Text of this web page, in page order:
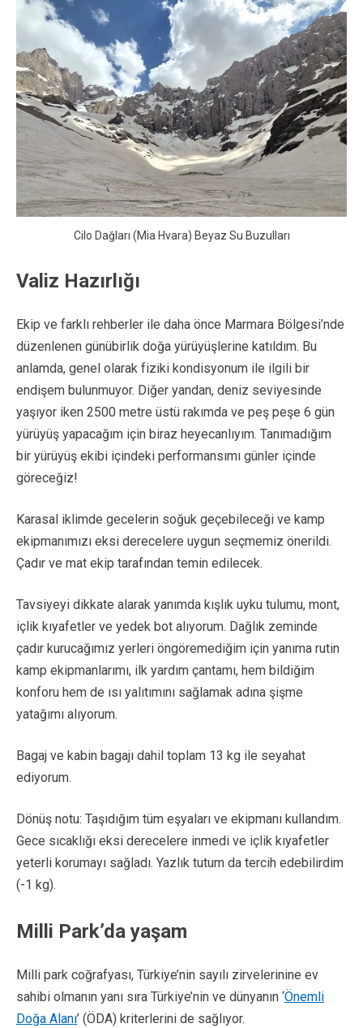
Cilo Dağları (Mia Hvara) Beyaz Su Buzulları
Valiz Hazırlığı
Ekip ve farklı rehberler ile daha önce Marmara Bölgesi’nde
düzenlenen günübirlik doğa yürüyüşlerine katıldım. Bu
anlamda, genel olarak fiziki kondisyonum ile ilgili bir
endişem bulunmuyor. Diğer yandan, deniz seviyesinde
yaşıyor iken 2500 metre üstü rakımda ve peş peşe 6 gün
yürüyüş yapacağım için biraz heyecanlıyım. Tanımadığım
bir yürüyüş ekibi içindeki performansımı günler içinde
göreceğiz!
Karasal iklimde gecelerin soğuk geçebileceği ve kamp
ekipmanımızı eksi derecelere uygun seçmemiz önerildi.
Çadır ve mat ekip tarafından temin edilecek.
Tavsiyeyi dikkate alarak yanımda kışlık uyku tulumu, mont,
içlik kıyafetler ve yedek bot alıyorum. Dağlık zeminde
çadır kurucağımız yerleri öngöremediğim için yanıma rutin
kamp ekipmanlarımı, ilk yardım çantamı, hem bildiğim
konforu hem de ısı yalıtımını sağlamak adına şişme
yatağımı alıyorum.
Bagaj ve kabin bagajı dahil toplam 13 kg ile seyahat
ediyorum.
Dönüş notu: Taşıdığım tüm eşyaları ve ekipmanı kullandım.
Gece sıcaklığı eksi derecelere inmedi ve içlik kıyafetler
yeterli korumayı sağladı. Yazlık tutum da tercih edebilirdim
(-1 kg).
Milli Park’da yaşam
Milli park coğrafyası, Türkiye’nin sayılı zirvelerinine ev
sahibi olmanın yanı sıra Türkiye’nin ve dünyanın ‘Önemli
Doğa Alanı’ (ÖDA) kriterlerini de sağlıyor.